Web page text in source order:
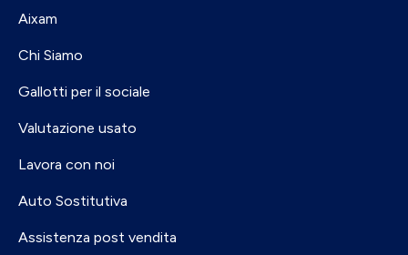
Aixam
Chi Siamo
Gallotti per il sociale
Valutazione usato
Lavora con noi
Auto Sostitutiva
Assistenza post vendita